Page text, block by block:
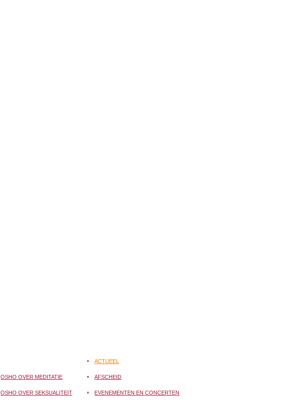
OSHO OVER MEDITATIE
OSHO OVER SEKSUALITEIT
ACTUEEL
AFSCHEID
EVENEMENTEN EN CONCERTEN